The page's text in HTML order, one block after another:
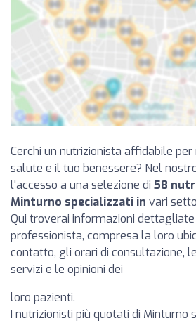
Cerchi un nutrizionista affidabile
salute e il tuo benessere? Nel
l'accesso a una selezione di 58
Minturno specializzati in vari
Qui troverai informazioni dettagliate
professionista, compresa la loro
contatto, gli orari di consultazione,
servizi e le opinioni dei
loro pazienti.
I nutrizionisti più quotati di Minturno